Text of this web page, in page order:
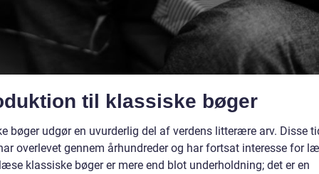
til klassiske bøger
bøger udgør en uvurderlig del af verdens litterære arv. Disse
overlevet gennem århundreder og har fortsat interesse for
klassiske bøger er mere end blot underholdning; det er en